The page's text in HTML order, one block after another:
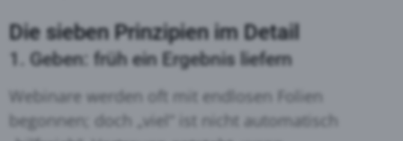
Die sieben Prinzipien im Detail
1. Geben: früh ein Ergebnis liefern
Webinare werden oft mit endlosen Folien
begonnen; doch „viel“ ist nicht automatisch